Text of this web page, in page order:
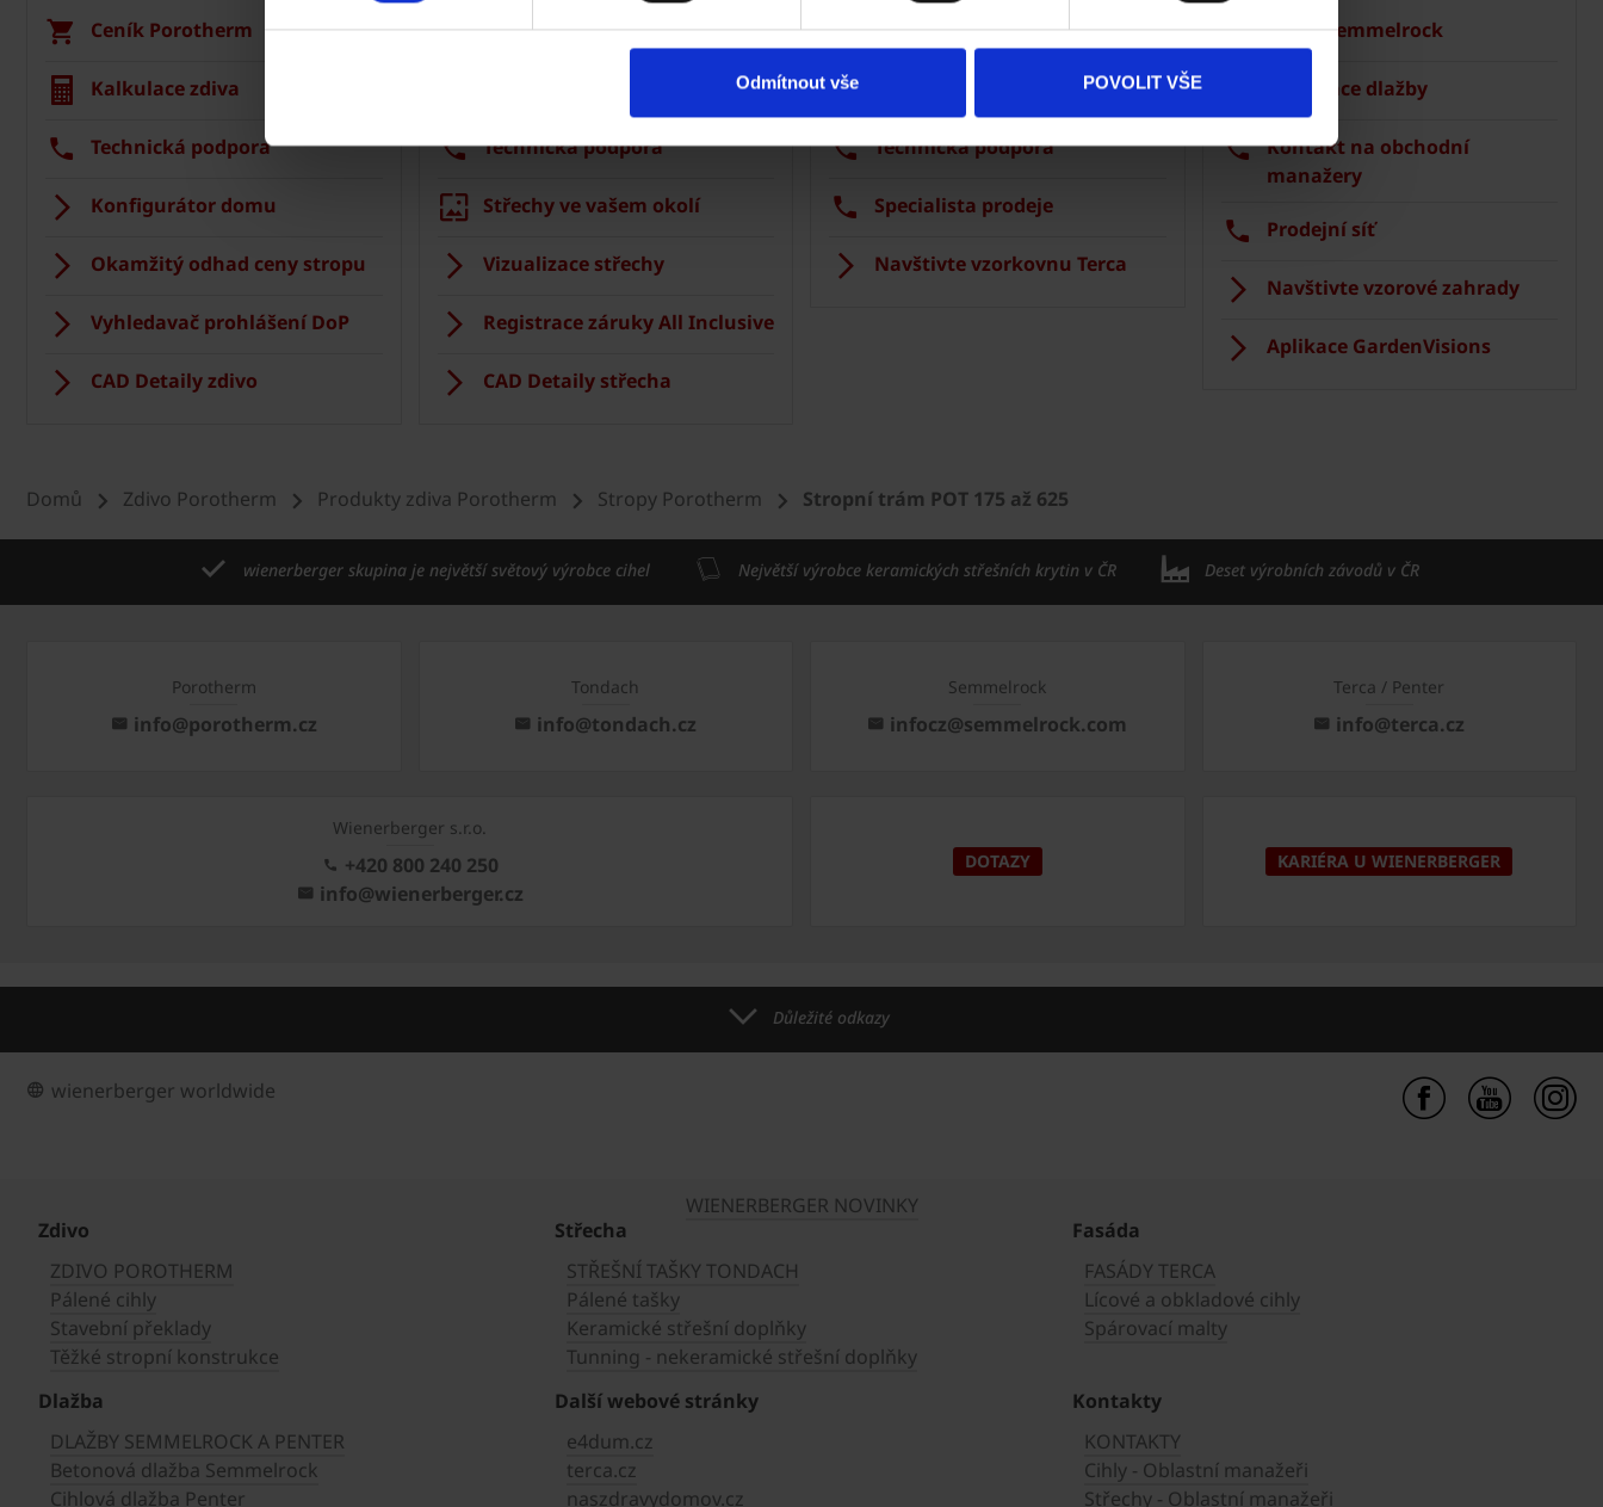
Odmítnout vše POVOLIT VŠE
Ceník Porotherm
Kalkulace zdiva
Technická podpora
Konfigurátor domu
Okamžitý odhad ceny stropu
Vyhledavač prohlášení DoP
CAD Detaily zdivo
Ceník Tondach
Technická podpora
Střechy ve vašem okolí
Vizualizace střechy
Registrace záruky All Inclusive
CAD Detaily střecha
Ceník Terca
Technická podpora
Specialista prodeje
Navštivte vzorkovnu Terca
Ceník Semmelrock
Kalkulace dlažby
Kontakt na obchodní
manažery
Prodejní síť
Navštivte vzorové zahrady
Aplikace GardenVisions
Domů Zdivo Porotherm Produkty zdiva Porotherm Stropy Porotherm Stropní trám POT 175 až 625
wienerberger skupina je největší světový výrobce cihel Největší výrobce keramických střešních krytin v ČR Deset výrobních závodů v ČR
Porotherm
info@porotherm.cz
Tondach
info@tondach.cz
Semmelrock
infocz@semmelrock.com
Terca / Penter
info@terca.cz
Wienerberger s.r.o.
+420 800 240 250
info@wienerberger.cz
DOTAZY KARIÉRA U WIENERBERGER
Důležité odkazy
wienerberger worldwide
WIENERBERGER NOVINKY
Zdivo
ZDIVO POROTHERM
Pálené cihly
Stavební překlady
Těžké stropní konstrukce
Střecha
STŘEŠNÍ TAŠKY TONDACH
Pálené tašky
Keramické střešní doplňky
Tunning - nekeramické střešní doplňky
Fasáda
FASÁDY TERCA
Lícové a obkladové cihly
Spárovací malty
Dlažba
DLAŽBY SEMMELROCK A PENTER
Betonová dlažba Semmelrock
Cihlová dlažba Penter
Další webové stránky
e4dum.cz
terca.cz
naszdravydomov.cz
Kontakty
KONTAKTY
Cihly - Oblastní manažeři
Střechy - Oblastní manažeři